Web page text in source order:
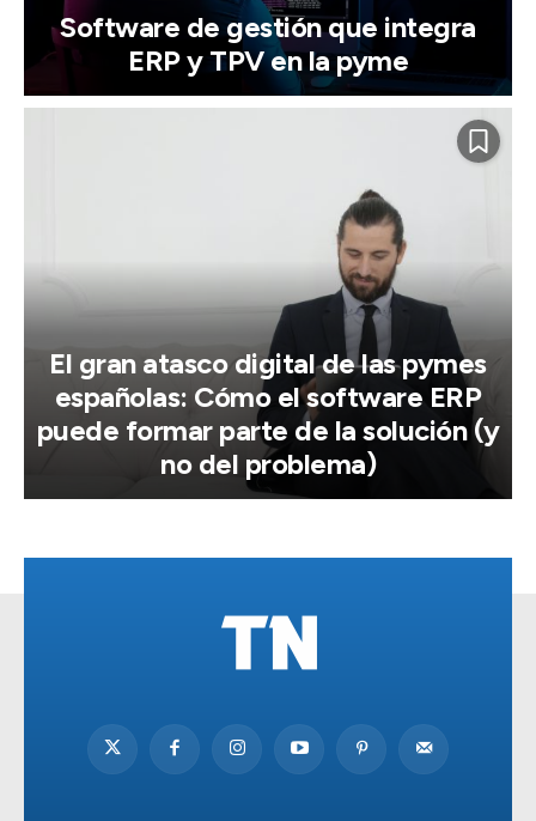
Software de gestión que integra
ERP y TPV en la pyme
El gran atasco digital de las pymes
españolas: Cómo el software ERP
puede formar parte de la solución (y
no del problema)